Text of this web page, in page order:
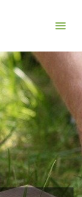
integracyjne,